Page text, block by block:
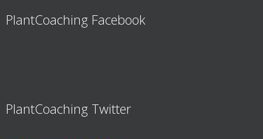
PlantCoaching Facebook
PlantCoaching Twitter